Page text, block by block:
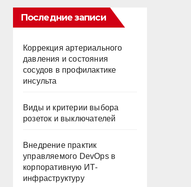
Последние записи
Коррекция артериального
давления и состояния
сосудов в профилактике
инсульта
Виды и критерии выбора
розеток и выключателей
Внедрение практик
управляемого DevOps в
корпоративную ИТ-
инфраструктуру